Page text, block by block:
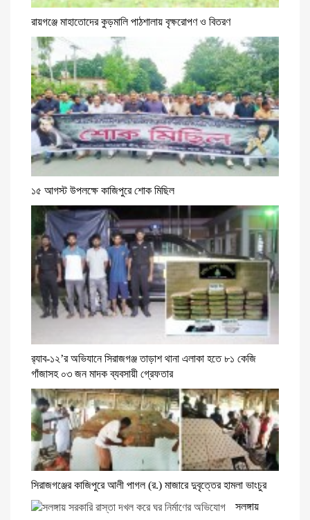
রায়গঞ্জে মাহাতোদের কুড়মালি পাঠশালায় বৃক্ষরোপণ ও বিতরণ
১৫ আগস্ট উপলক্ষে কাজিপুরে শোক মিছিল
র‌্যাব-১২’র অভিযানে সিরাজগঞ্জ তাড়াশ থানা এলাকা হতে ৮১ কেজি
গাঁজাসহ ০৩ জন মাদক ব্যবসায়ী গ্রেফতার
সিরাজগঞ্জের কাজিপুরে আলী পাগল (র.) মাজারে দুবৃত্তের হামলা ভাংচুর
সলঙ্গায়